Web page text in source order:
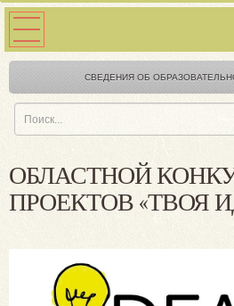
СВЕДЕНИЯ ОБ
ОБЛАСТНОЙ
ПРОЕКТОВ «ТВОЯ